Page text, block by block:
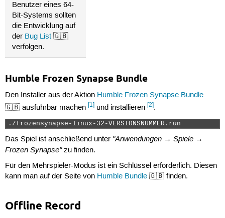
Benutzer eines 64-
Bit-Systems sollten
die Entwicklung auf
der Bug List 🇬🇧
verfolgen.
Humble Frozen Synapse Bundle
Den Installer aus der Aktion Humble Frozen Synapse Bundle
🇬🇧 ausführbar machen [1]und installieren [2]:
./frozensynapse-linux-32-VERSIONSNUMMER.run
Das Spiel ist anschließend unter "Anwendungen → Spiele →
Frozen Synapse"zu finden.
Für den Mehrspieler-Modus ist ein Schlüssel erforderlich. Diesen
kann man auf der Seite von Humble Bundle🇬🇧 finden.
Offline Record